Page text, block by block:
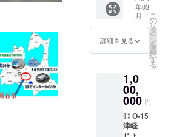
間が自
家用に
雪に埋
めてい
た芋を
食べさ
いた時
の感動
は今も
忘れら
れませ
ん。 余
で栽培
された
もぎた
てのと
うもろ
こし
ばやく
加熱処
理して
います
ので、
フレッ
ストハ
ウスサ
イトウ
の近況
報告。
年03
月
詳細を見る
こ
の
リ
タ
ー
ン
を
選
択
す
る
1,0
00,
000 円
◎ O-15
津軽